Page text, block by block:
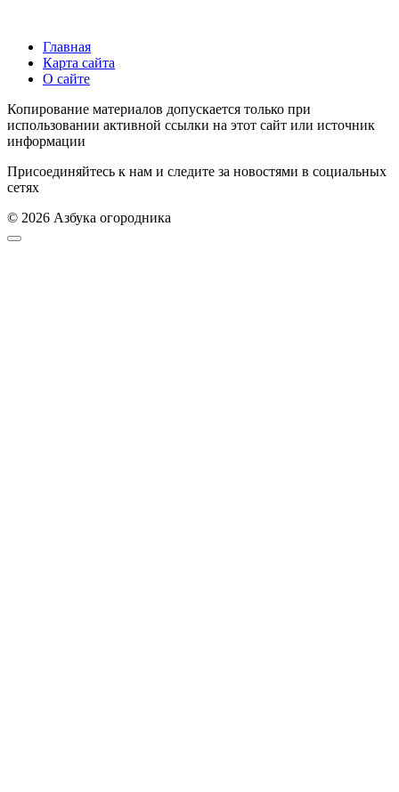
Главная
Карта сайта
О сайте
Копирование материалов допускается только при
использовании активной ссылки на этот сайт или источник
информации
Присоединяйтесь к нам и следите за новостями в социальных
сетях
© 2026 Азбука огородника